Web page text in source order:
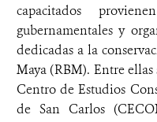
capacitados
gubernamentales y
dedicadas a la
Maya (RBM). Entre
Centro de Estudios
de San Carlos